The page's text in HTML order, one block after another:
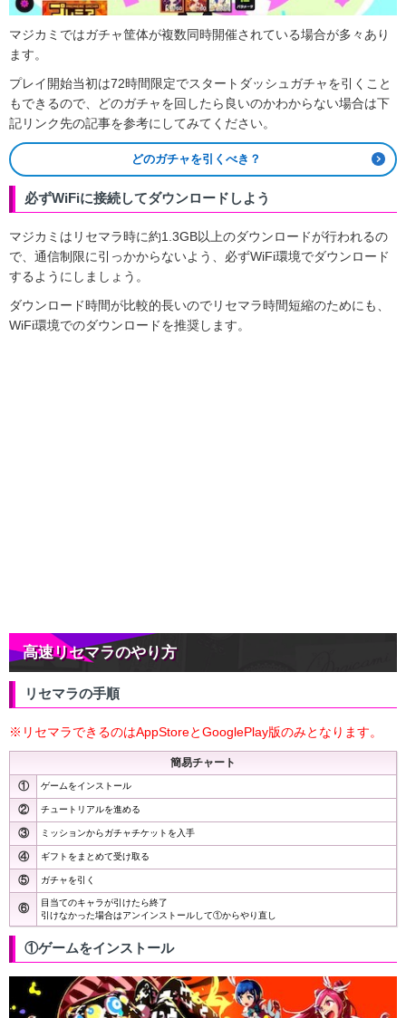
マジカミではガチャ筐体が複数同時開催されている場合が多々あり
ます。
プレイ開始当初は72時間限定でスタートダッシュガチャを引くこと
もできるので、どのガチャを回したら良いのかわからない場合は下
記リンク先の記事を参考にしてみてください。
どのガチャを引くべき？
必ずWiFiに接続してダウンロードしよう
マジカミはリセマラ時に約1.3GB以上のダウンロードが行われるの
で、通信制限に引っかからないよう、必ずWiFi環境でダウンロード
するようにしましょう。
ダウンロード時間が比較的長いのでリセマラ時間短縮のためにも、
WiFi環境でのダウンロードを推奨します。
高速リセマラのやり方
リセマラの手順
※リセマラできるのはAppStoreとGooglePlay版のみとなります。
簡易チャート
①
ゲームをインストール
② チュートリアルを進める
③ ミッションからガチャチケットを入手
④ ギフトをまとめて受け取る
⑤ ガチャを引く
⑥
目当てのキャラが引けたら終了
引けなかった場合はアンインストールして①からやり直し
①ゲームをインストール